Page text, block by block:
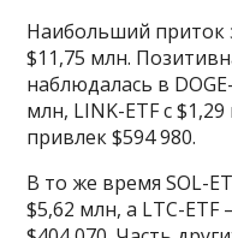
Наибольший приток
$11,75 млн.
наблюдалась в
млн, LINK-ETF с
привлек $594 980.
В то же время SOL-
$5,62 млн, а LTC-